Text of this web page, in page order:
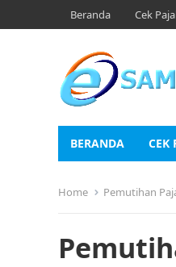
Beranda Cek
BERANDA CEK
Home Pemutihan